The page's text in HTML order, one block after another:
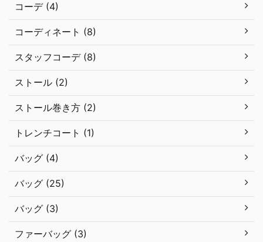
コーデ (4)
コーディネート (8)
スタッフコーデ (8)
ストール (2)
ストール巻き方 (2)
トレンチコート (1)
バッグ (4)
バッグ (25)
バッグ (3)
ファーバッグ (3)